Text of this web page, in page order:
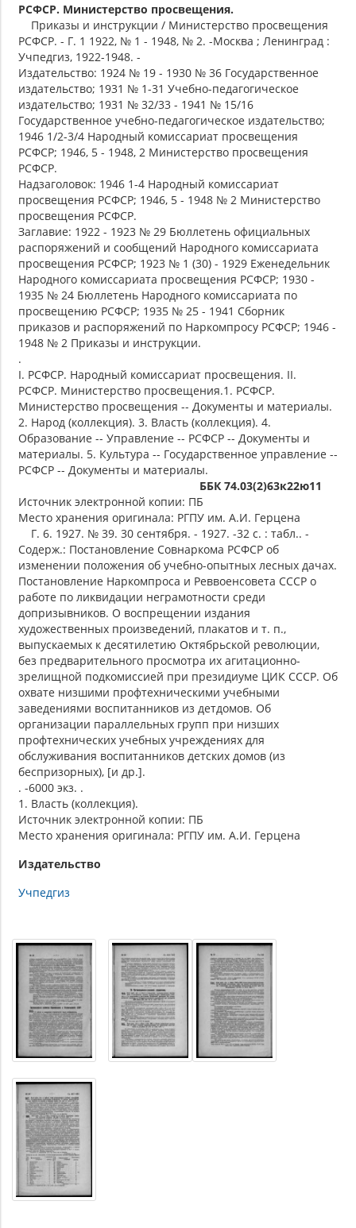
РСФСР. Министерство просвещения.
Приказы и инструкции / Министерство просвещения
РСФСР. - Г. 1 1922, № 1 - 1948, № 2. -Москва ; Ленинград :
Учпедгиз, 1922-1948. -
Издательство: 1924 № 19 - 1930 № 36 Государственное
издательство; 1931 № 1-31 Учебно-педагогическое
издательство; 1931 № 32/33 - 1941 № 15/16
Государственное учебно-педагогическое издательство;
1946 1/2-3/4 Народный комиссариат просвещения
РСФСР; 1946, 5 - 1948, 2 Министерство просвещения
РСФСР.
Надзаголовок: 1946 1-4 Народный комиссариат
просвещения РСФСР; 1946, 5 - 1948 № 2 Министерство
просвещения РСФСР.
Заглавие: 1922 - 1923 № 29 Бюллетень официальных
распоряжений и сообщений Народного комиссариата
просвещения РСФСР; 1923 № 1 (30) - 1929 Еженедельник
Народного комиссариата просвещения РСФСР; 1930 -
1935 № 24 Бюллетень Народного комиссариата по
просвещению РСФСР; 1935 № 25 - 1941 Сборник
приказов и распоряжений по Наркомпросу РСФСР; 1946 -
1948 № 2 Приказы и инструкции.
.
I. РСФСР. Народный комиссариат просвещения. II.
РСФСР. Министерство просвещения.1. РСФСР.
Министерство просвещения -- Документы и материалы.
2. Народ (коллекция). 3. Власть (коллекция). 4.
Образование -- Управление -- РСФСР -- Документы и
материалы. 5. Культура -- Государственное управление --
РСФСР -- Документы и материалы.
ББК 74.03(2)63к22ю11
Источник электронной копии: ПБ
Место хранения оригинала: РГПУ им. А.И. Герцена
Г. 6. 1927. № 39. 30 сентября. - 1927. -32 с. : табл.. -
Содерж.: Постановление Совнаркома РСФСР об
изменении положения об учебно-опытных лесных дачах.
Постановление Наркомпроса и Реввоенсовета СССР о
работе по ликвидации неграмотности среди
допризывников. О воспрещении издания
художественных произведений, плакатов и т. п.,
выпускаемых к десятилетию Октябрьской революции,
без предварительного просмотра их агитационно-
зрелищной подкомиссией при президиуме ЦИК СССР. Об
охвате низшими профтехническими учебными
заведениями воспитанников из детдомов. Об
организации параллельных групп при низших
профтехнических учебных учреждениях для
обслуживания воспитанников детских домов (из
беспризорных), [и др.].
. -6000 экз. .
1. Власть (коллекция).
Источник электронной копии: ПБ
Место хранения оригинала: РГПУ им. А.И. Герцена
Издательство
Учпедгиз